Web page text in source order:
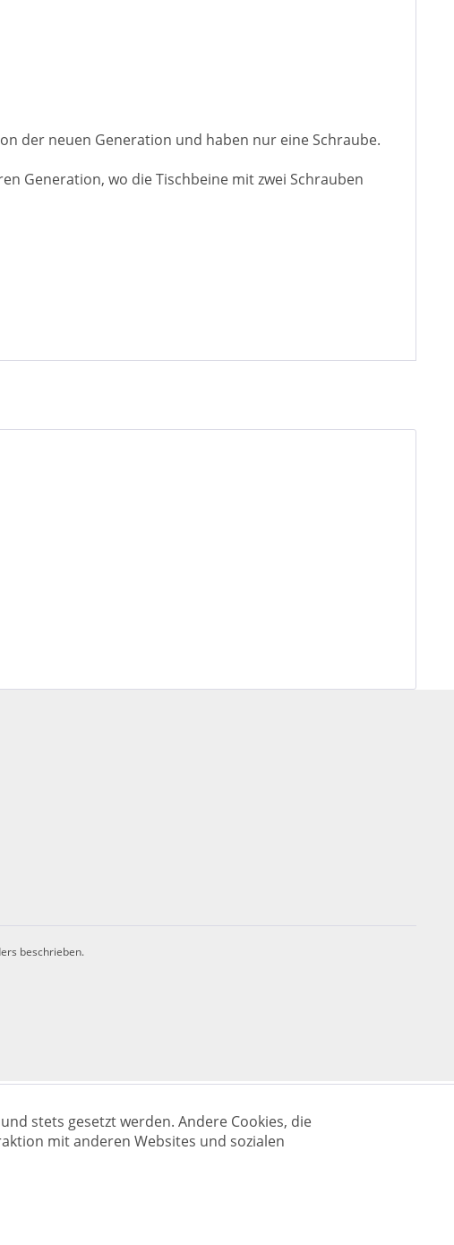
der neuen Generation und haben nur eine Schraube.
Generation, wo die Tischbeine mit zwei Schrauben
beschrieben.
stets gesetzt werden. Andere Cookies, die
mit anderen Websites und sozialen